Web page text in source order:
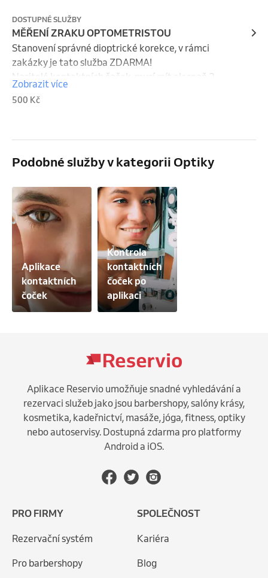
DOSTUPNÉ SLUŽBY
MĚŘENÍ ZRAKU OPTOMETRISTOU
Stanovení správné dioptrické korekce, v rámci
zakázky je tato služba ZDARMA!
Nositelé kontaktních čoček, musí mít alespoň 2
hodiny před měřením sundané kontaktní čočky!!!
Měření zraku neprovádíme u dětí mladších 15 let!
Zobrazit více
500 Kč
Podobné služby v kategorii Optiky
Aplikace
kontaktních
čoček
Kontrola
kontaktních
čoček po
aplikaci
Aplikace Reservio umožňuje snadné vyhledávání a
rezervaci služeb jako jsou barbershopy, salóny krásy,
kosmetika, kadeřnictví, masáže, jóga, fitness, optiky
nebo autoservisy. Dostupná zdarma pro platformy
Android a iOS.
PRO FIRMY
Rezervační systém
Pro barbershopy
SPOLEČNOST
Kariéra
Blog